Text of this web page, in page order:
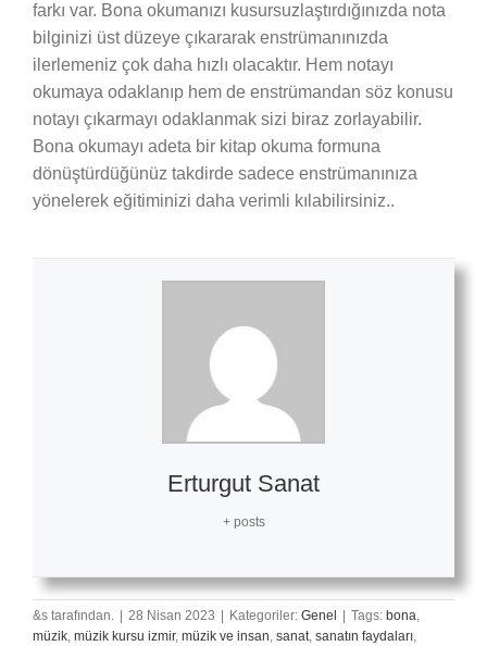
farkı var. Bona okumanızı kusursuzlaştırdığınızda nota
bilginizi üst düzeye çıkararak enstrümanınızda
ilerlemeniz çok daha hızlı olacaktır. Hem notayı
okumaya odaklanıp hem de enstrümandan söz konusu
notayı çıkarmayı odaklanmak sizi biraz zorlayabilir.
Bona okumayı adeta bir kitap okuma formuna
dönüştürdüğünüz takdirde sadece enstrümanınıza
yönelerek eğitiminizi daha verimli kılabilirsiniz..
Erturgut Sanat
+ posts
&s tarafından. 28 Nisan 2023 Kategoriler: Genel Tags: bona,
müzik, müzik kursu izmir, müzik ve insan, sanat, sanatın faydaları,